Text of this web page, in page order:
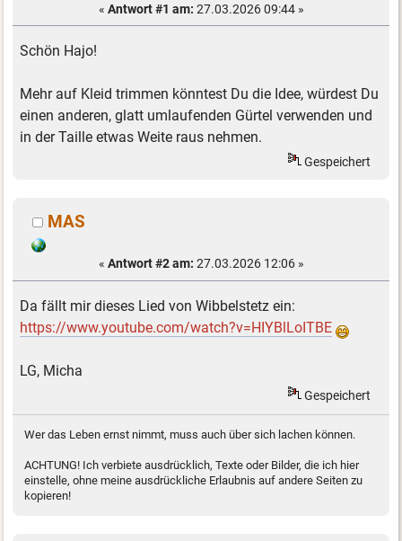
« Antwort #1 am: 27.03.2026 09:44 »
Schön Hajo!
Mehr auf Kleid trimmen könntest Du die Idee, würdest Du
einen anderen, glatt umlaufenden Gürtel verwenden und
in der Taille etwas Weite raus nehmen.
Gespeichert
MAS
« Antwort #2 am: 27.03.2026 12:06 »
Da fällt mir dieses Lied von Wibbelstetz ein:
https://www.youtube.com/watch?v=HIYBlLoITBE
LG, Micha
Gespeichert
Wer das Leben ernst nimmt, muss auch über sich lachen können.
ACHTUNG! Ich verbiete ausdrücklich, Texte oder Bilder, die ich hier
einstelle, ohne meine ausdrückliche Erlaubnis auf andere Seiten zu
kopieren!